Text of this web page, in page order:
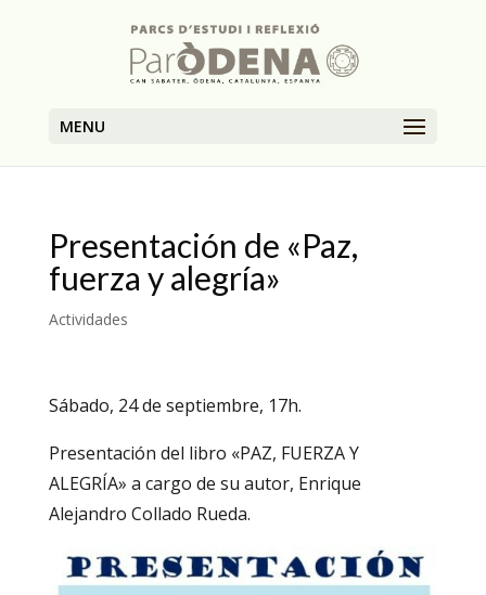
MENU
Presentación de «Paz,
fuerza y alegría»
Actividades
Sábado, 24 de septiembre, 17h.
Presentación del libro «PAZ, FUERZA Y
ALEGRÍA» a cargo de su autor, Enrique
Alejandro Collado Rueda.